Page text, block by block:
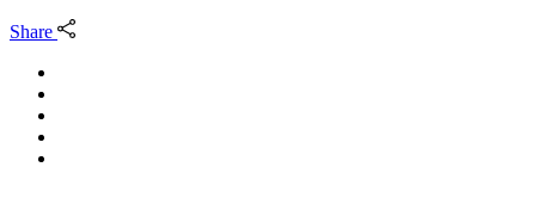
Share